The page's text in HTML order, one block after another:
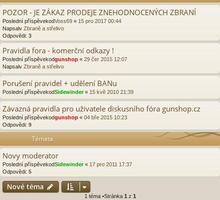
POZOR - JE ZÁKAZ PRODEJE ZNEHODNOCENÝCH ZBRANÍ
Poslední příspěvekodVoss69 « 15 pro 2017 00:44
Napsalv Zbraně a střelivo
Odpovědi: 3
Pravidla fora - komerční odkazy !
Poslední příspěvekodgunshop « 29 čer 2015 12:07
Napsalv Zbraně a střelivo
Porušení pravidel + udělení BANu
Poslední příspěvekodSidewinder« 15 kvě 2010 21:39
Závazná pravidla pro uživatele diskusního fóra gunshop.cz
Poslední příspěvekodgunshop « 04 bře 2015 10:23
Odpovědi: 9
Témata
Novy moderator
Poslední příspěvekodSidewinder« 17 pro 2011 17:37
Odpovědi: 5
Nové téma
1 téma •Stránka 1 z 1